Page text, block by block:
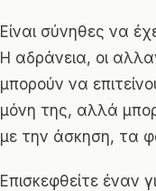
Είναι σύνηθες να
Η αδράνεια, οι
μπορούν να
μόνη της, αλλά
με την άσκηση, τα
Επισκεφθείτε έναν